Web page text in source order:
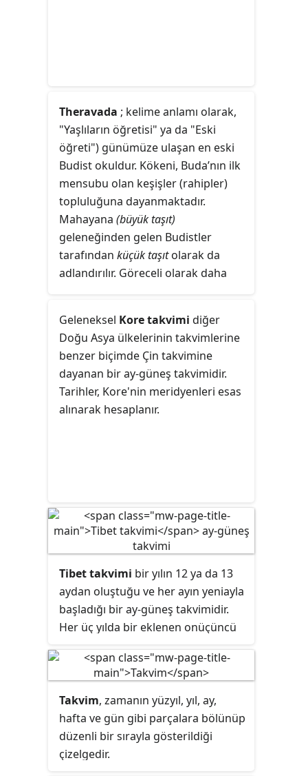
Theravada ; kelime anlamı olarak,
"Yaşlıların öğretisi" ya da "Eski
öğreti") günümüze ulaşan en eski
Budist okuldur. Kökeni, Buda’nın ilk
mensubu olan keşişler (rahipler)
topluluğuna dayanmaktadır.
Mahayana (büyük taşıt)
geleneğinden gelen Budistler
tarafından küçük taşıtolarak da
adlandırılır. Göreceli olarak daha
Yüzyıllardan beri Sri Lanka ve
güneydoğu Asya'nın en yaygın
dinidir. Aynı zamanda güneybatı Çin,
Vietnam, Bangladeş, Malezya,
Filipinler ve Endonezya'da kimi etnik
gruplar tarafından izlenmektedir;
milyonun üzerindedir. Ayrıca son
yıllarda Theravada, Batı'da ve
Hindistan'da da kök salmaya
başlamıştır.
Geleneksel Kore takvimi diğer
Doğu Asya ülkelerinin takvimlerine
benzer biçimde Çin takvimine
dayanan bir ay-güneş takvimidir.
Tarihler, Kore'nin meridyenleri esas
alınarak hesaplanır.
Tibet takvimi bir yılın 12 ya da 13
aydan oluştuğu ve her ayın yeniayla
başladığı bir ay-güneş takvimidir.
Her üç yılda bir eklenen onüçüncü
yılına denk düşmesi
sağlanmaktadır. Ayların belirli adları
yoktur. Tibet yeni yıl kutlamasına
Losar adı verilir.
Takvim, zamanın yüzyıl, yıl, ay,
hafta ve gün gibi parçalara bölünüp
düzenli bir sırayla gösterildiği
çizelgedir.